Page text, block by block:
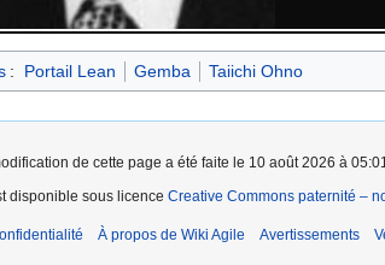
: Portail Lean Gemba Taiichi Ohno
de cette page a été faite le 10 août 2026 à 05:01.
disponible sous licence Creative Commons paternité –
À propos de Wiki Agile Avertissements